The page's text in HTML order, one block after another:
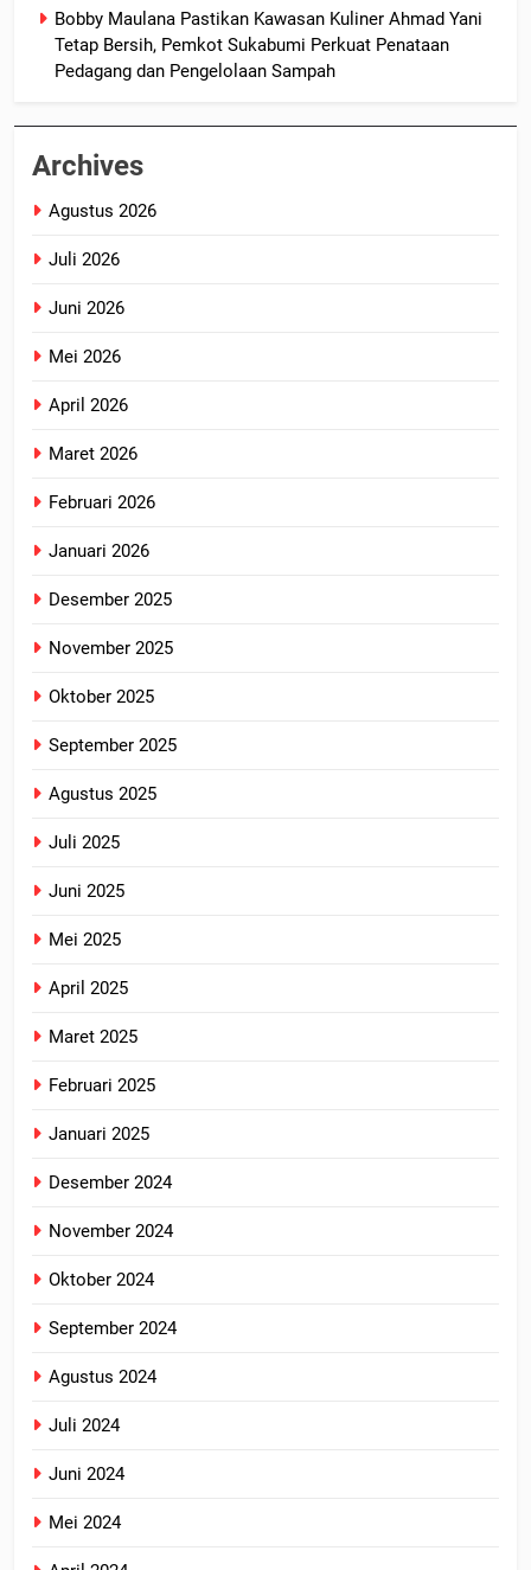
Bobby Maulana Pastikan Kawasan Kuliner Ahmad Yani
Tetap Bersih, Pemkot Sukabumi Perkuat Penataan
Pedagang dan Pengelolaan Sampah
Archives
Agustus 2026
Juli 2026
Juni 2026
Mei 2026
April 2026
Maret 2026
Februari 2026
Januari 2026
Desember 2025
November 2025
Oktober 2025
September 2025
Agustus 2025
Juli 2025
Juni 2025
Mei 2025
April 2025
Maret 2025
Februari 2025
Januari 2025
Desember 2024
November 2024
Oktober 2024
September 2024
Agustus 2024
Juli 2024
Juni 2024
Mei 2024